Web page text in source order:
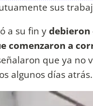
sus
a su fin ydebieron
comenzaron a
que ya no
algunos días atrás.